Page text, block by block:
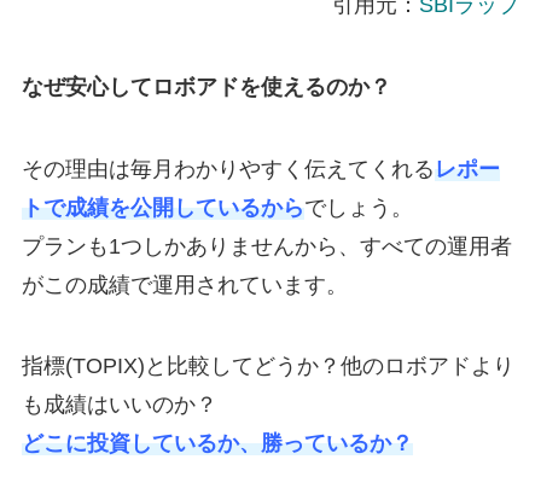
なぜ安心してロボアドを使えるのか？
その理由は毎月わかりやすく伝えてくれるレポー
トで成績を公開しているからでしょう。
プランも1つしかありませんから、すべての運用者
がこの成績で運用されています。
指標(TOPIX)と比較してどうか？他のロボアドより
も成績はいいのか？
どこに投資しているか、勝っているか？